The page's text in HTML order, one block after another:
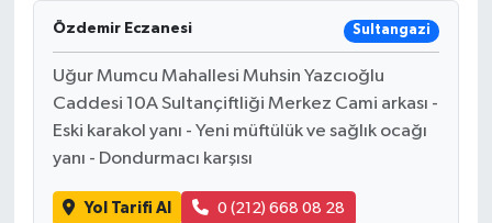
Özdemir Eczanesi Sultangazi
Uğur Mumcu Mahallesi Muhsin Yazcıoğlu
Caddesi 10A Sultançiftliği Merkez Cami arkası -
Eski karakol yanı - Yeni müftülük ve sağlık ocağı
yanı - Dondurmacı karşısı
Yol Tarifi Al 0 (212) 668 08 28